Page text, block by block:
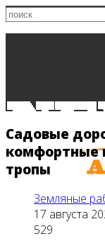
Садовые
комфортные
тропы
Земляные
17 августа
529